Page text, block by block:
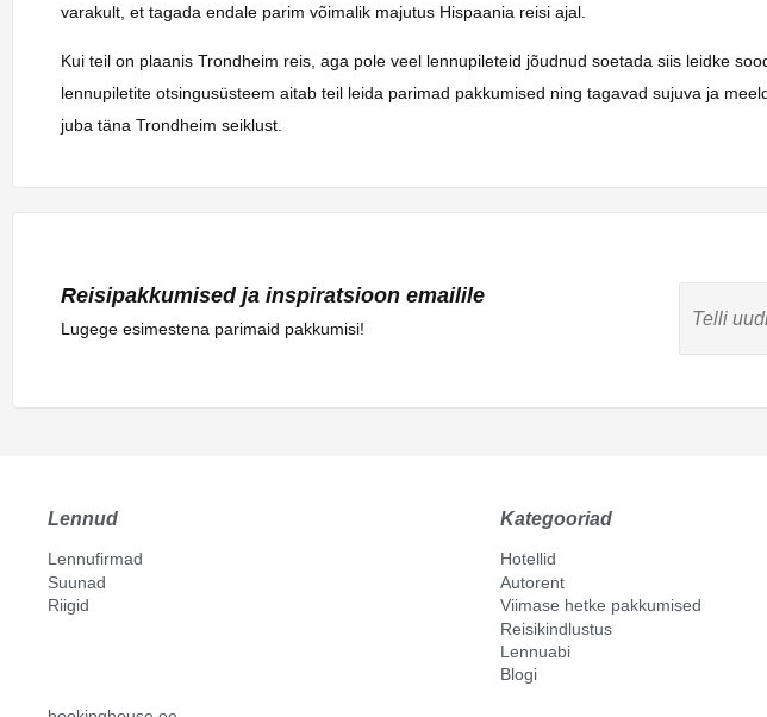
varakult, et tagada endale parim võimalik majutus Hispaania reisi ajal.
Kui teil on plaanis Trondheim reis, aga pole veel lennupileteid jõudnud soetada siis leidke
lennupiletite otsingusüsteem aitab teil leida parimad pakkumised ning tagavad sujuva ja
juba täna Trondheim seiklust.
Reisipakkumised ja inspiratsioon emailile
Lugege esimestena parimaid pakkumisi!
Lennud
Lennufirmad
Suunad
Riigid
Kategooriad
Hotellid
Autorent
Viimase hetke pakkumised
Reisikindlustus
Lennuabi
Blogi